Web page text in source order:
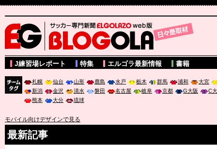
サッカー専門新聞ELGOLAZO web版 BLOGOLA
J練習場レポート 特集 エルゴラ最新情報 書籍
札幌 仙台 山形 鹿島 水戸 栃木 群馬 浦和
大宮
新潟
金沢 清水 磐田 名古屋 岐阜 京都 G大阪
C
熊本
大分 琉球
モバイル向けデザインで見る
最新記事